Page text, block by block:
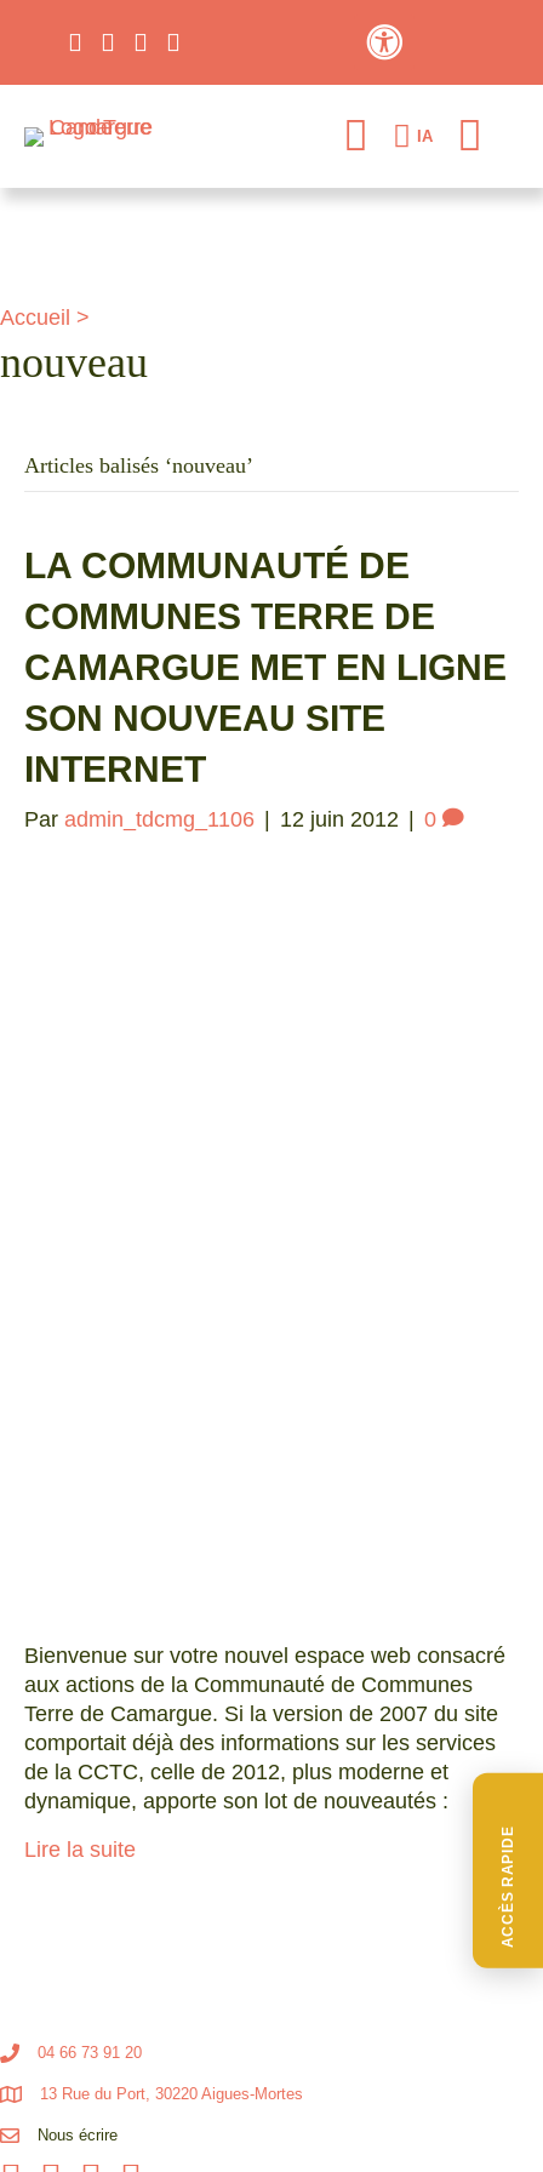
ACCÈS RAPIDE
IA
Accueil >
nouveau
Articles balisés ‘nouveau’
LA COMMUNAUTÉ DE
COMMUNES TERRE DE
CAMARGUE MET EN LIGNE
SON NOUVEAU SITE
INTERNET
Par admin_tdcmg_1106 12 juin 2012 0
Bienvenue sur votre nouvel espace web consacré
aux actions de la Communauté de Communes
Terre de Camargue. Si la version de 2007 du site
comportait déjà des informations sur les services
de la CCTC, celle de 2012, plus moderne et
dynamique, apporte son lot de nouveautés :
Lire la suite
04 66 73 91 20
13 Rue du Port, 30220 Aigues-Mortes
Nous écrire